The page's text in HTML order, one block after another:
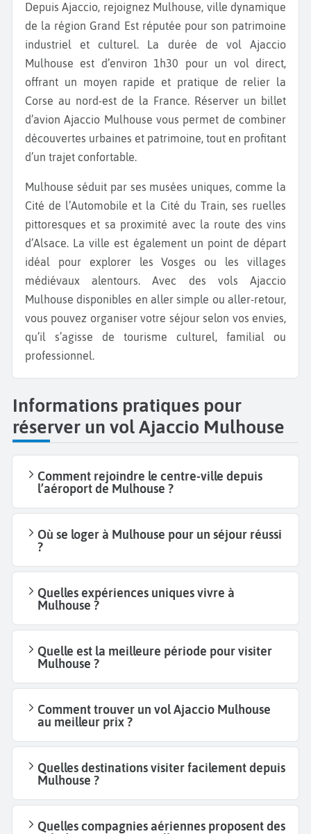
Depuis Ajaccio, rejoignez Mulhouse, ville dynamique
de la région Grand Est réputée pour son patrimoine
industriel et culturel. La durée de vol Ajaccio
Mulhouse est d’environ 1h30 pour un vol direct,
offrant un moyen rapide et pratique de relier la
Corse au nord-est de la France. Réserver un billet
d’avion Ajaccio Mulhouse vous permet de combiner
découvertes urbaines et patrimoine, tout en profitant
d’un trajet confortable.
Mulhouse séduit par ses musées uniques, comme la
Cité de l’Automobile et la Cité du Train, ses ruelles
pittoresques et sa proximité avec la route des vins
d’Alsace. La ville est également un point de départ
idéal pour explorer les Vosges ou les villages
médiévaux alentours. Avec des vols Ajaccio
Mulhouse disponibles en aller simple ou aller-retour,
vous pouvez organiser votre séjour selon vos envies,
qu’il s’agisse de tourisme culturel, familial ou
professionnel.
Informations pratiques pour
réserver un vol Ajaccio Mulhouse
Comment rejoindre le centre-ville depuis
l’aéroport de Mulhouse ?
Où se loger à Mulhouse pour un séjour réussi
?
Quelles expériences uniques vivre à
Mulhouse ?
Quelle est la meilleure période pour visiter
Mulhouse ?
Comment trouver un vol Ajaccio Mulhouse
au meilleur prix ?
Quelles destinations visiter facilement depuis
Mulhouse ?
Quelles compagnies aériennes proposent des